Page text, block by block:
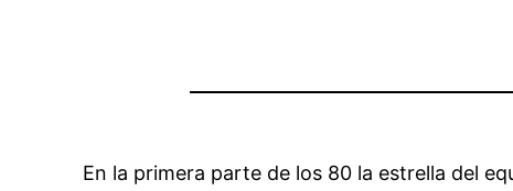
En la primera parte de los 80 la estrella del